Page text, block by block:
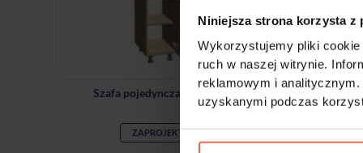
Niniejsza strona korzysta z
Wykorzystujemy pliki
ruch w naszej witrynie.
reklamowym i
uzyskanymi podczas
Szafa pojedyncza z półkami
ZAPROJEKTUJ